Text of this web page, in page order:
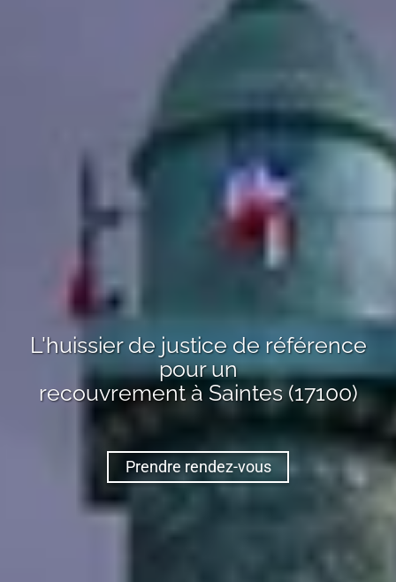
L'huissier de justice de référence
pour un
recouvrementà Saintes (17100)
Prendre rendez-vous